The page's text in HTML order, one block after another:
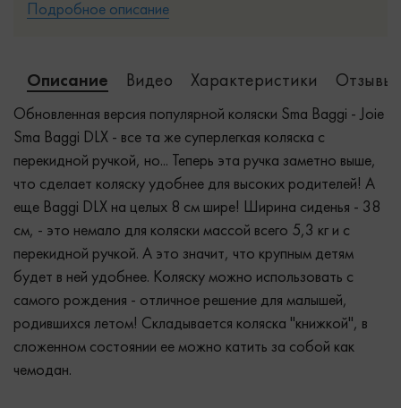
Подробное описание
Описание Видео Характеристики Отзывы
Обновленная версия популярной коляски Sma Baggi - Joie
Sma Baggi DLX - все та же суперлегкая коляска с
перекидной ручкой, но... Теперь эта ручка заметно выше,
что сделает коляску удобнее для высоких родителей! А
еще Baggi DLX на целых 8 см шире! Ширина сиденья - 38
см, - это немало для коляски массой всего 5,3 кг и с
перекидной ручкой. А это значит, что крупным детям
будет в ней удобнее. Коляску можно использовать с
самого рождения - отличное решение для малышей,
родившихся летом! Складывается коляска "книжкой", в
сложенном состоянии ее можно катить за собой как
чемодан.